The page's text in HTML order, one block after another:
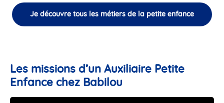
Je découvre tous les métiers de la petite enfance
Les missions d’un Auxiliaire Petite
Enfance chez Babilou